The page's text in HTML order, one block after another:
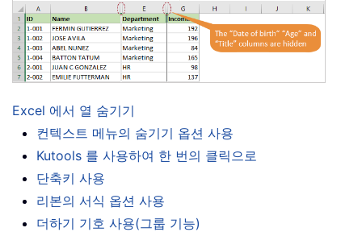
Excel 에서 열 숨기기
컨텍스트 메뉴의 숨기기 옵션 사용
Kutools 를 사용하여 한 번의 클릭으로
단축키 사용
리본의 서식 옵션 사용
더하기 기호 사용(그룹 기능)